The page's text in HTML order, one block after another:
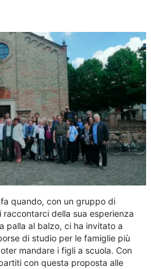
quando, con un gruppo di
della sua esperienza
palla al balzo, ci ha invitato a
di studio per le famiglie più
mandare i figli a scuola. Con
con questa proposta alle